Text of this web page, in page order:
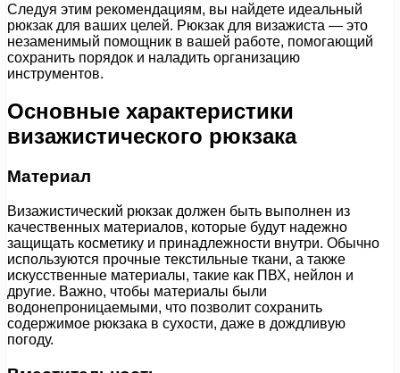
Следуя этим рекомендациям, вы найдете идеальный
рюкзак для ваших целей. Рюкзак для визажиста — это
незаменимый помощник в вашей работе, помогающий
сохранить порядок и наладить организацию
инструментов.
Основные характеристики
визажистического рюкзака
Материал
Визажистический рюкзак должен быть выполнен из
качественных материалов, которые будут надежно
защищать косметику и принадлежности внутри. Обычно
используются прочные текстильные ткани, а также
искусственные материалы, такие как ПВХ, нейлон и
другие. Важно, чтобы материалы были
водонепроницаемыми, что позволит сохранить
содержимое рюкзака в сухости, даже в дождливую
погоду.